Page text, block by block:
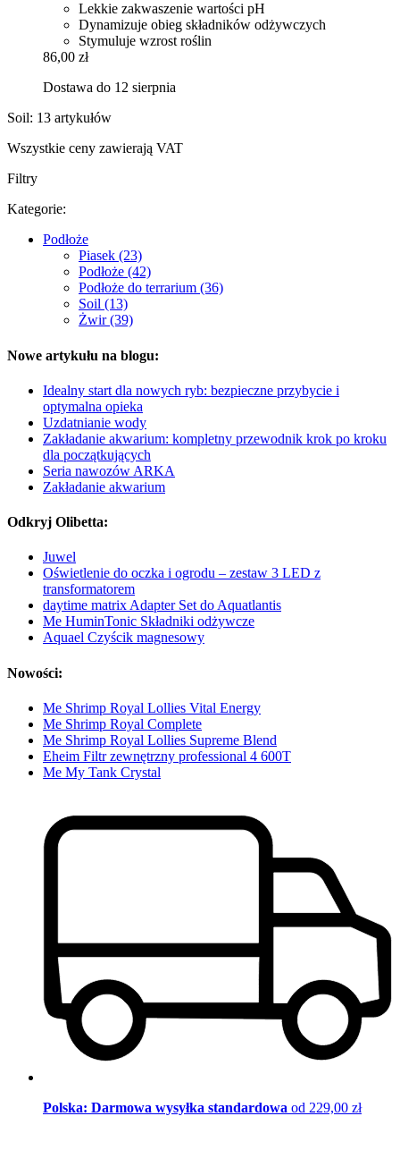
Lekkie zakwaszenie wartości pH
Dynamizuje obieg składników odżywczych
Stymuluje wzrost roślin
86,00 zł
Dostawa do 12 sierpnia
Soil: 13 artykułów
Wszystkie ceny zawierają VAT
Filtry
Kategorie:
Podłoże
Piasek (23)
Podłoże (42)
Podłoże do terrarium (36)
Soil (13)
Żwir (39)
Nowe artykułu na blogu:
Idealny start dla nowych ryb: bezpieczne przybycie i
optymalna opieka
Uzdatnianie wody
Zakładanie akwarium: kompletny przewodnik krok po kroku
dla początkujących
Seria nawozów ARKA
Zakładanie akwarium
Odkryj Olibetta:
Juwel
Oświetlenie do oczka i ogrodu – zestaw 3 LED z
transformatorem
daytime matrix Adapter Set do Aquatlantis
Me HuminTonic Składniki odżywcze
Aquael Czyścik magnesowy
Nowości:
Me Shrimp Royal Lollies Vital Energy
Me Shrimp Royal Complete
Me Shrimp Royal Lollies Supreme Blend
Eheim Filtr zewnętrzny professional 4 600T
Me My Tank Crystal
Polska: Darmowa wysyłka standardowa od 229,00 zł